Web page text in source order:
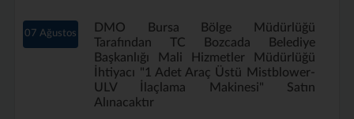
07 Ağustos
DMO Bursa Bölge Müdürlüğü
Tarafından TC Bozcada Belediye
Başkanlığı Mali Hizmetler Müdürlüğü
İhtiyacı "1 Adet Araç Üstü Mistblower-
ULV İlaçlama Makinesi" Satın
Alınacaktır